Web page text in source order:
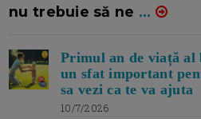
nu trebuie să ne ...
Primul an de viață al
un sfat important
sa vezi ca te va ajuta
10/7/2026